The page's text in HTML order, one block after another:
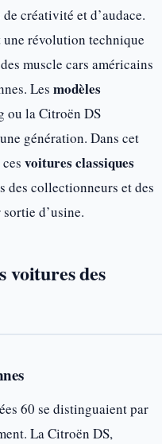
créativité et d’audace.
révolution technique
muscle cars américains
Les modèles
ou la Citroën DS
génération. Dans cet
voitures classiques
collectionneurs et des
d’usine.
voitures des
60 se distinguaient par
La Citroën DS,